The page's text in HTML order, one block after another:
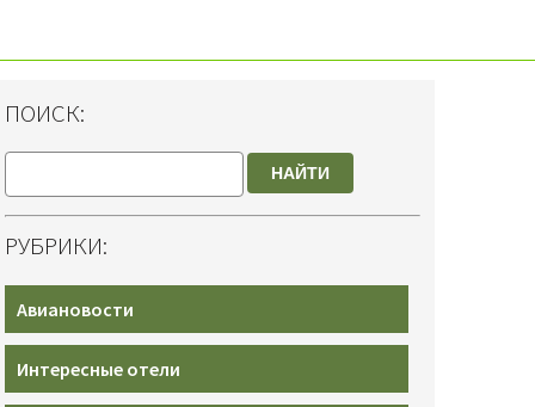
ПОИСК:
НАЙТИ
РУБРИКИ:
Авиановости
Интересные отели